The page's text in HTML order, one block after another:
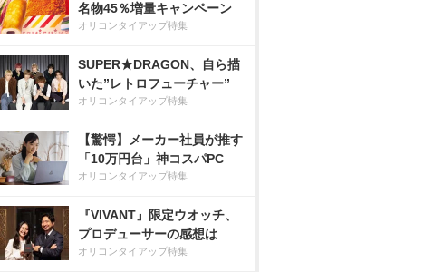
名物45％増量キャンペーン
オリコンタイアップ特集
SUPER★DRAGON、自ら描
いた”レトロフューチャー”
オリコンタイアップ特集
【驚愕】メーカー社員が推す
「10万円台」神コスパPC
オリコンタイアップ特集
『VIVANT』限定ウオッチ、
プロデューサーの感想は
オリコンタイアップ特集